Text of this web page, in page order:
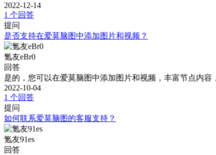
2022-12-14
1 个回答
提问
是否支持在爱莫脑图中添加图片和视频？
氪友eBr0
回答
是的，您可以在爱莫脑图中添加图片和视频，丰富节点内容
2022-10-04
1 个回答
提问
如何联系爱莫脑图的客服支持？
氪友91es
回答